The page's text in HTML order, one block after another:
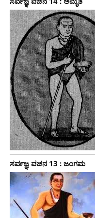
ಸರ್ವಜ್ಞ ವಚನ 13 : ಜಂಗಮ